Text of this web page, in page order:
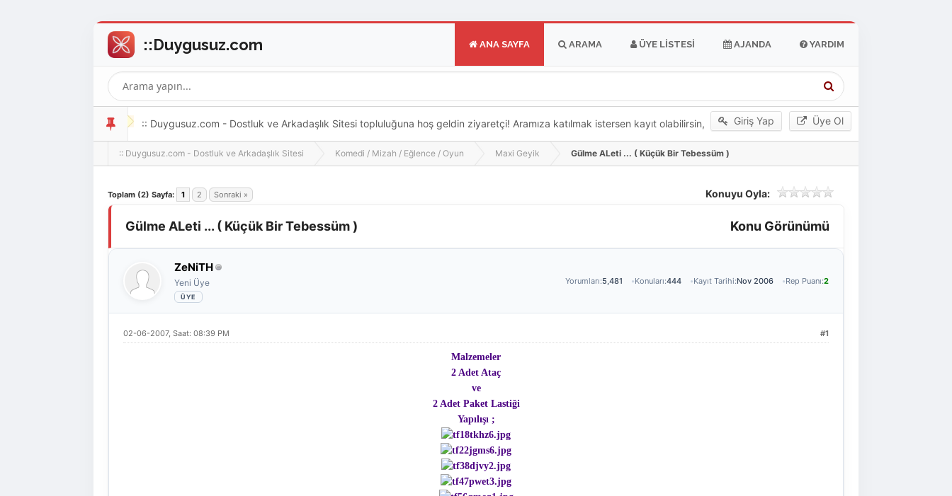
ANA SAYFA ARAMA ÜYE LISTESI AJANDA YARDIM
Giriş Yap Üye Ol
:: Duygusuz.com - Dostluk ve Arkadaşlık Sitesi topluluğuna hoş geldin ziyaretçi! Aramıza katılmak istersen kayıt olabilirsin,
oldukça kolay ve zahmetsizdir.
:: Duygusuz.com - Dostluk ve Arkadaşlık Sitesi Komedi / Mizah / Eğlence / Oyun Maxi Geyik Gülme ALeti ... ( Küçük Bir Tebessüm )
Toplam (2) Sayfa: 1 2 Sonraki » Konuyu Oyla:
Derecelendirme: 0/5 - 0 oy
Konu Görünümü
Gülme ALeti ... ( Küçük Bir Tebessüm )
ZeNiTH
Yeni Üye Yorumları:5,481 Konuları:444 Kayıt Tarihi:Nov 2006 Rep Puanı:2
#1
02-06-2007, Saat: 08:39 PM
Malzemeler
2 Adet Ataç
ve
2 Adet Paket Lastiği
Yapılışı ;